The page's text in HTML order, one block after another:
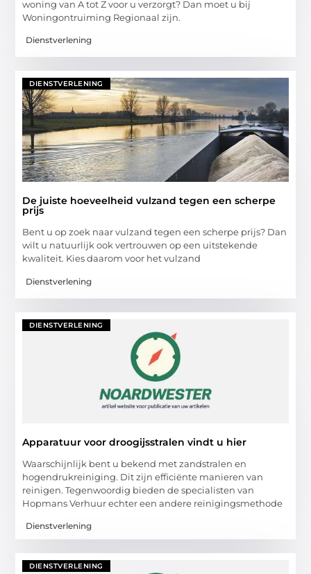
woning van A tot Z voor u verzorgt? Dan moet u bij
Woningontruiming Regionaal zijn.
Dienstverlening
DIENSTVERLENING
De juiste hoeveelheid vulzand tegen een scherpe
prijs
Bent u op zoek naar vulzand tegen een scherpe prijs? Dan
wilt u natuurlijk ook vertrouwen op een uitstekende
kwaliteit. Kies daarom voor het vulzand
Dienstverlening
DIENSTVERLENING
Apparatuur voor droogijsstralen vindt u hier
Waarschijnlijk bent u bekend met zandstralen en
hogendrukreiniging. Dit zijn efficiënte manieren van
reinigen. Tegenwoordig bieden de specialisten van
Hopmans Verhuur echter een andere reinigingsmethode
Dienstverlening
DIENSTVERLENING